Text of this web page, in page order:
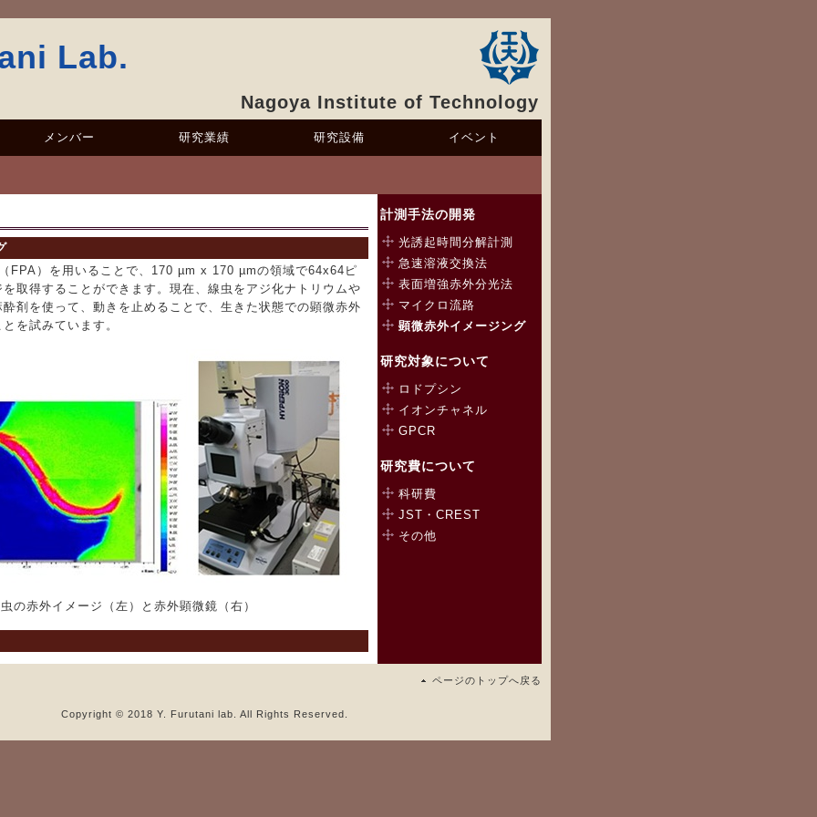
Lab.
Nagoya Institute of Technology
メンバー 研究業績 研究設備 イベント
）を用いることで、170 µm x 170 µmの領域で64x64ピ
取得することができます。現在、線虫をアジ化ナトリウムや
剤を使って、動きを止めることで、生きた状態での顕微赤外
を試みています。
の赤外イメージ（左）と赤外顕微鏡（右）
計測手法の開発
光誘起時間分解計測
急速溶液交換法
表面増強赤外分光法
マイクロ流路
顕微赤外イメージング
研究対象について
ロドプシン
イオンチャネル
GPCR
研究費について
科研費
JST・CREST
その他
ページのトップへ戻る
Copyright © 2018 Y. Furutani lab. All Rights Reserved.